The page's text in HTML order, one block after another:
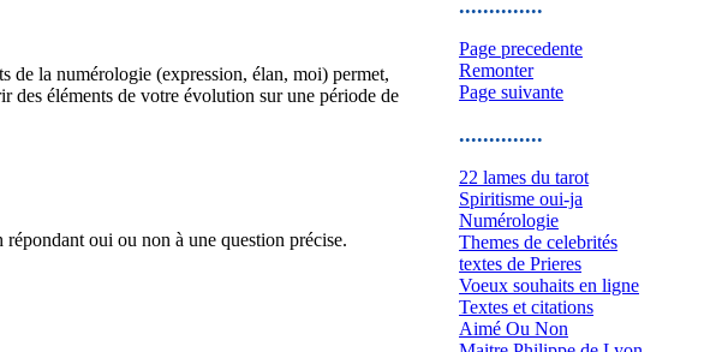
de la numérologie (expression, élan, moi) permet,
des éléments de votre évolution sur une période de
oui ou non à une question précise.
..............
Page precedente
Remonter
Page suivante
..............
22 lames du tarot
Spiritisme oui-ja
Numérologie
Themes de celebrités
textes de Prieres
Voeux souhaits en ligne
Textes et citations
Aimé Ou Non